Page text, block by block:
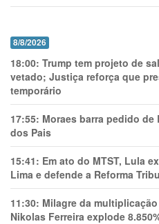
8/8/2026
18:00: Trump tem projeto de
vetado; Justiça reforça que
temporário
17:55: Moraes barra pedido
dos Pais
15:41: Em ato do MTST, Lula
Lima e defende a Reforma
11:30: Milagre da
Nikolas Ferreira explode